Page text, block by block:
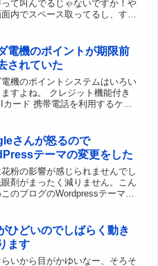
て叫んでるじゃないですか！や
内でスペース取ってるし、すぐ
ログに倍出てろ。この時期にな
アナログで見てる人...
電機のポイントが期限前
されていた
機のポイントシステムはいろい
すよね。 クレジット機能付き
カード 携帯電話を利用するケイ
い帯有り) 薄い金色ピラピラのリ
さんが怒るので
テーマの変更をした
粉の影響が感じられませんでし
剤がまったく減りません。こん
のブログのWordpressテーマを
バイルユーザーが閲覧しづれー
この...
ひどいのでしばらく動き
ます
いから目がかゆいなー、そろそ